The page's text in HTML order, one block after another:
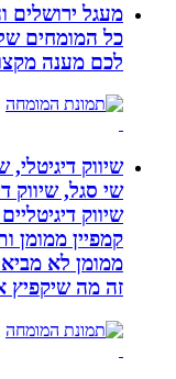
מעגל ירושלים
כל המומחים של
לכם מענה מקצועי
שיווק דיגיטלי, שי
שי סגל, שיווק
שיווק דיגיטליים
קמפיין ממומן
ממומן לא מביא
זה מה שיקפיץ את